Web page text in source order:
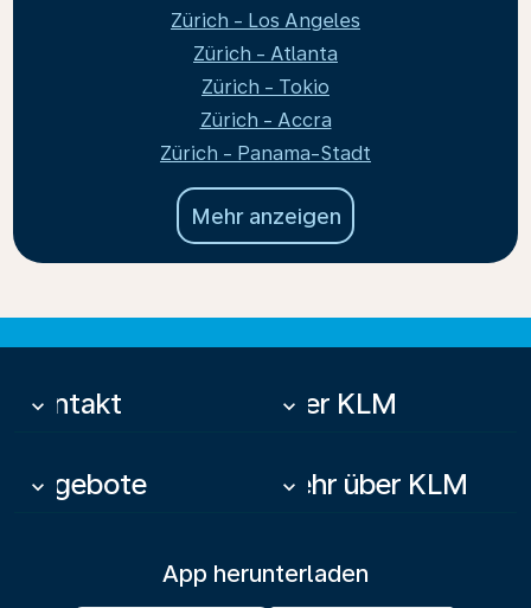
Zürich - Los Angeles
Zürich - Atlanta
Zürich - Tokio
Zürich - Accra
Zürich - Panama-Stadt
Mehr anzeigen
Kontakt
keyboard_arrow_down Über KLM
keyboard_arrow_down
Angebote
keyboard_arrow_down Mehr über KLM
keyboard_arrow_down
App herunterladen